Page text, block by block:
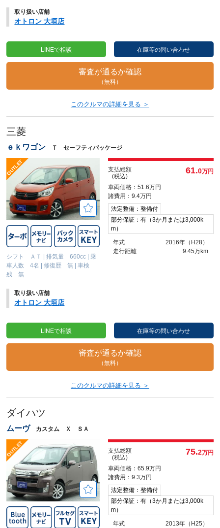
取り扱い店舗
オトロン 大垣店
LINEで相談 在庫等の問い合わせ
審査が通るか確認
（無料）
このクルマの詳細を見る ＞
三菱
ｅｋワゴン Ｔ セーフティパッケージ
シフト ＡＴ |排気量 660cc |乗
車人数 4名 |修復歴 無 |車検
残 無
支払総額
(税込)
61.0万円
車両価格：51.6万円
諸費用：9.4万円
法定整備：整備付
部分保証：有（3か月または3,000k
m）
年式
2016年（H28）
走行距離
9.45万km
取り扱い店舗
オトロン 大垣店
LINEで相談 在庫等の問い合わせ
審査が通るか確認
（無料）
このクルマの詳細を見る ＞
ダイハツ
ムーヴ カスタム Ｘ ＳＡ
支払総額
(税込)
75.2万円
車両価格：65.9万円
諸費用：9.3万円
法定整備：整備付
部分保証：有（3か月または3,000k
m）
年式
2013年（H25）